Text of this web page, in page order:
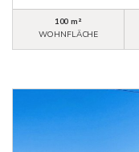
100 m²
WOHNFLÄCHE